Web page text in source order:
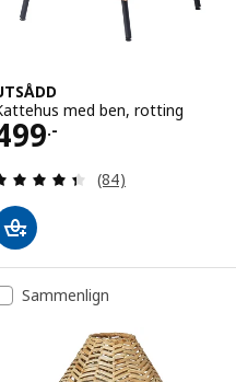
med ben, rotting
.-
499.-
Anmeld: 4.4 ud
(84)
Sammenlign